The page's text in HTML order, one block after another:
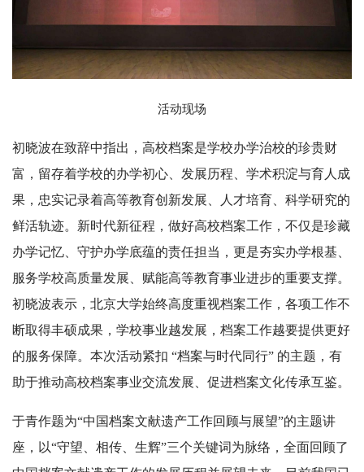
活动现场
初晓波在致辞中指出，高校档案是学校办学治校的珍贵财
富，留存着学校的办学初心、发展历程、学术积淀与育人成
果，忠实记录着高等教育创新发展、人才培育、科学研究的
鲜活轨迹。新时代新征程，做好高校档案工作，不仅是珍藏
办学记忆、守护办学底蕴的责任担当，更是夯实办学根基、
服务学校高质量发展、赋能高等教育事业进步的重要支撑。
初晓波表示，北京大学始终高度重视档案工作，各项工作不
断取得丰硕成果，学校事业越发展，档案工作越要提供更好
的服务保障。本次活动紧扣 “档案与时代同行” 的主题，有
助于推动高校档案事业交流发展、促进档案文化传承互鉴。
于青作题为“中国档案文献遗产工作回顾与展望”的主题讲
座，以“守望、相传、生辉”三个关键词为脉络，全面回顾了